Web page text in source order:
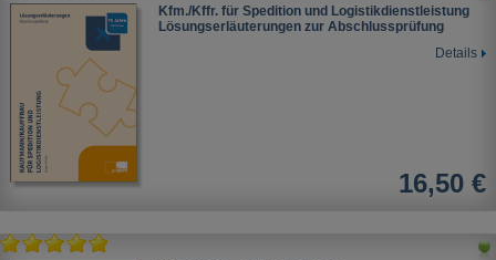
Kfm./Kffr. für Spedition und Logistikdienstleistung
Lösungserläuterungen zur Abschlussprüfung
Details
16,50 €